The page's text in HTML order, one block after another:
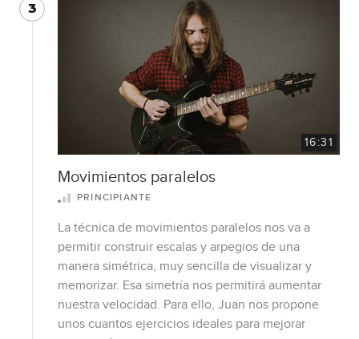
3
16:31
Movimientos paralelos
PRINCIPIANTE
La técnica de movimientos paralelos nos va a
permitir construir escalas y arpegios de una
manera simétrica, muy sencilla de visualizar y
memorizar. Esa simetría nos permitirá aumentar
nuestra velocidad. Para ello, Juan nos propone
unos cuantos ejercicios ideales para mejorar